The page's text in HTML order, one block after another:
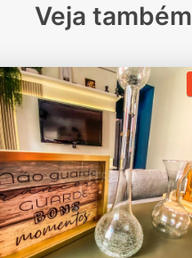
Veja também